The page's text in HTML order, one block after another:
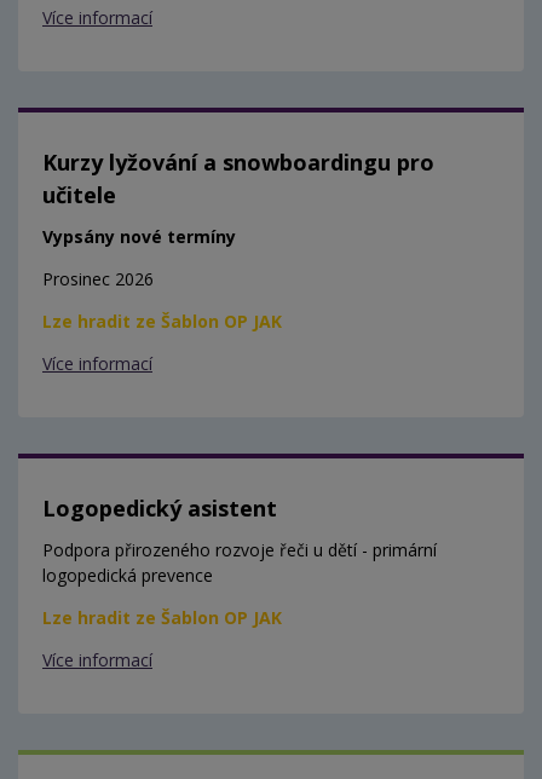
Více informací
Kurzy lyžování a snowboardingu pro
učitele
Vypsány nové termíny
Prosinec 2026
Lze hradit ze Šablon OP JAK
Více informací
Logopedický asistent
Podpora přirozeného rozvoje řeči u dětí - primární
logopedická prevence
Lze hradit ze Šablon OP JAK
Více informací